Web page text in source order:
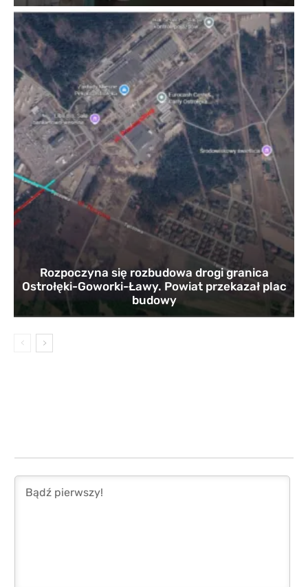
Rozpoczyna się rozbudowa drogi granica
Ostrołęki-Goworki-Ławy. Powiat przekazał plac
budowy